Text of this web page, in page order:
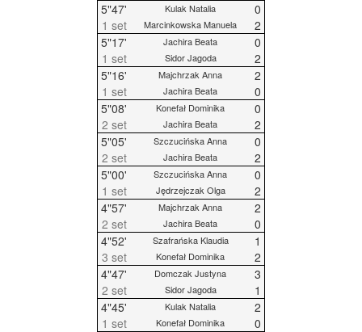
5"47'
1 set
Kulak Natalia 0
Marcinkowska Manuela
2
5"17'
1 set
Jachira Beata 0
Sidor Jagoda
2
5"16'
1 set
Majchrzak Anna 2
Jachira Beata
0
5"08'
2 set
Konefał Dominika 0
Jachira Beata
2
5"05'
2 set
Szczucińska Anna 0
Jachira Beata
2
5"00'
1 set
Szczucińska Anna 0
Jędrzejczak Olga
2
4"57'
2 set
Majchrzak Anna 2
Jachira Beata
0
4"52'
3 set
Szafrańska Klaudia 1
Konefał Dominika
2
4"47'
2 set
Domczak Justyna 3
Sidor Jagoda
1
4"45'
1 set
Kulak Natalia 2
Konefał Dominika 0